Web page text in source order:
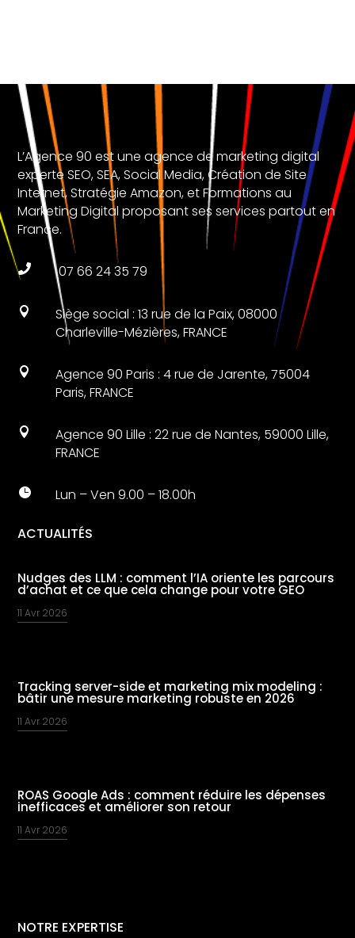
L’Agence 90 est une agence de marketing digital
experte SEO, SEA, Social Media, Création de Site
Internet, Stratégie Amazon, et Formations au
Marketing Digital proposant ses services partout en
France.
 07 66 24 35 79

Siège social : 13 rue de la Paix, 08000
Charleville-Mézières, FRANCE

Agence 90 Paris : 4 rue de Jarente, 75004
Paris, FRANCE

Agence 90 Lille : 22 rue de Nantes, 59000 Lille,
FRANCE
 Lun – Ven 9.00 – 18.00h
ACTUALITÉS
Nudges des LLM : comment l’IA oriente les parcours
d’achat et ce que cela change pour votre GEO
11 Avr 2026
Tracking server-side et marketing mix modeling :
bâtir une mesure marketing robuste en 2026
11 Avr 2026
ROAS Google Ads : comment réduire les dépenses
inefficaces et améliorer son retour
11 Avr 2026
NOTRE EXPERTISE